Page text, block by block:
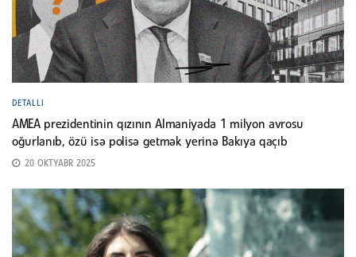
DETALLI
AMEA prezidentinin qızının Almaniyada 1 milyon avrosu
oğurlanıb, özü isə polisə getmək yerinə Bakıya qaçıb
20 OKTYABR 2025